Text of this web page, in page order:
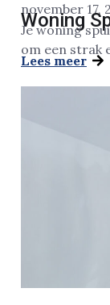
november 17,
Woning
Je woning
om een strak
Lees meer